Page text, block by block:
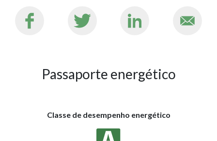
Passaporte energético
Classe de desempenho energético